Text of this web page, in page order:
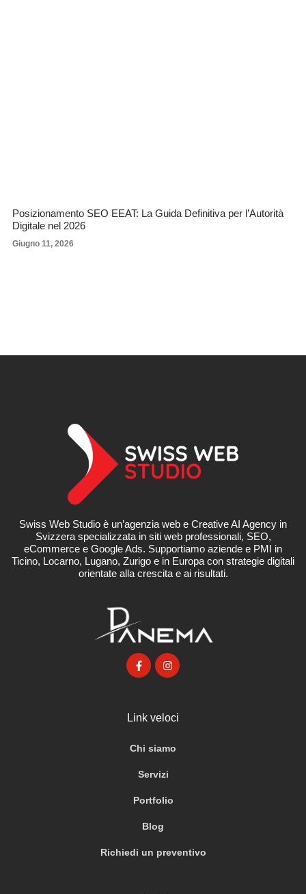
Posizionamento SEO EEAT: La Guida Definitiva per l’Autorità
Digitale nel 2026
Giugno 11, 2026
Swiss Web Studio è un’agenzia web e Creative AI Agency in
Svizzera specializzata in siti web professionali, SEO,
eCommerce e Google Ads. Supportiamo aziende e PMI in
Ticino, Locarno, Lugano, Zurigo e in Europa con strategie digitali
orientate alla crescita e ai risultati.
Link veloci
Chi siamo
Servizi
Portfolio
Blog
Richiedi un preventivo